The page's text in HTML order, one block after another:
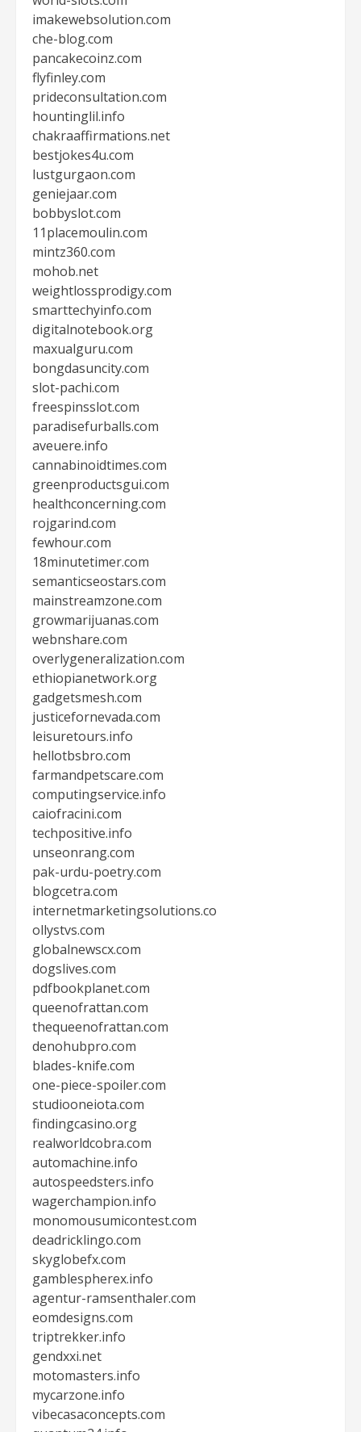
imakewebsolution.com
che-blog.com
pancakecoinz.com
flyfinley.com
prideconsultation.com
hountinglil.info
chakraaffirmations.net
bestjokes4u.com
lustgurgaon.com
geniejaar.com
bobbyslot.com
11placemoulin.com
mintz360.com
mohob.net
weightlossprodigy.com
smarttechyinfo.com
digitalnotebook.org
maxualguru.com
bongdasuncity.com
slot-pachi.com
freespinsslot.com
paradisefurballs.com
aveuere.info
cannabinoidtimes.com
greenproductsgui.com
healthconcerning.com
rojgarind.com
fewhour.com
18minutetimer.com
semanticseostars.com
mainstreamzone.com
growmarijuanas.com
webnshare.com
overlygeneralization.com
ethiopianetwork.org
gadgetsmesh.com
justicefornevada.com
leisuretours.info
hellotbsbro.com
farmandpetscare.com
computingservice.info
caiofracini.com
techpositive.info
unseonrang.com
pak-urdu-poetry.com
blogcetra.com
internetmarketingsolutions.co
ollystvs.com
globalnewscx.com
dogslives.com
pdfbookplanet.com
queenofrattan.com
thequeenofrattan.com
denohubpro.com
blades-knife.com
one-piece-spoiler.com
studiooneiota.com
findingcasino.org
realworldcobra.com
automachine.info
autospeedsters.info
wagerchampion.info
monomousumicontest.com
deadricklingo.com
skyglobefx.com
gamblespherex.info
agentur-ramsenthaler.com
eomdesigns.com
triptrekker.info
gendxxi.net
motomasters.info
mycarzone.info
vibecasaconcepts.com